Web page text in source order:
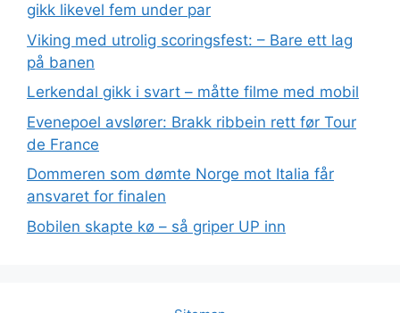
gikk likevel fem under par
Viking med utrolig scoringsfest: – Bare ett lag
på banen
Lerkendal gikk i svart – måtte filme med mobil
Evenepoel avslører: Brakk ribbein rett før Tour
de France
Dommeren som dømte Norge mot Italia får
ansvaret for finalen
Bobilen skapte kø – så griper UP inn